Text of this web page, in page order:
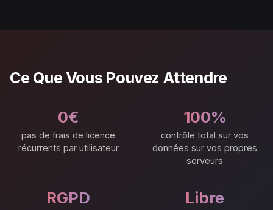
Ce Que Vous Pouvez Attendre
0€
pas de frais de licence
récurrents par utilisateur
100%
contrôle total sur vos
données sur vos propres
serveurs
RGPD Libre